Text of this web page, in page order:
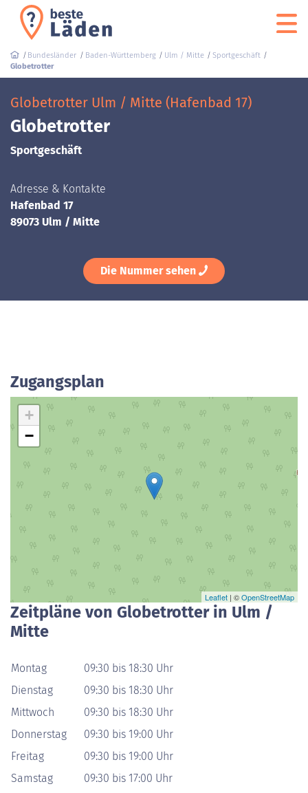
Bundesländer Baden-Württemberg Ulm / Mitte
Sportgeschäft
Globetrotter
Globetrotter Ulm / Mitte (Hafenbad 17)
Globetrotter
Sportgeschäft
Adresse & Kontakte
Hafenbad 17
89073 Ulm / Mitte
Die Nummer sehen
Zugangsplan
+
−
Leaflet | ©OpenStreetMap
Zeitpläne von Globetrotter in Ulm /
Mitte
Montag
09:30 bis 18:30 Uhr
Dienstag
09:30 bis 18:30 Uhr
Mittwoch
09:30 bis 18:30 Uhr
Donnerstag
09:30 bis 19:00 Uhr
Freitag
09:30 bis 19:00 Uhr
Samstag
09:30 bis 17:00 Uhr